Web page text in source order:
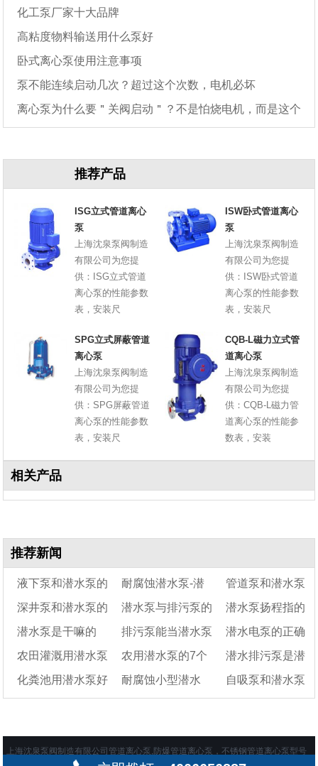
化工泵厂家十大品牌
高粘度物料输送用什么泵好
卧式离心泵使用注意事项
泵不能连续启动几次？超过这个次数，电机必坏
离心泵为什么要＂关阀启动＂？不是怕烧电机，而是这个
推荐产品
ISG立式管道离心
泵
上海沈泉泵阀制造
有限公司为您提
供：ISG立式管道
离心泵的性能参数
表，安装尺
ISW卧式管道离心
泵
上海沈泉泵阀制造
有限公司为您提
供：ISW卧式管道
离心泵的性能参数
表，安装尺
SPG立式屏蔽管道
离心泵
上海沈泉泵阀制造
有限公司为您提
供：SPG屏蔽管道
离心泵的性能参数
表，安装尺
CQB-L磁力立式管
道离心泵
上海沈泉泵阀制造
有限公司为您提
供：CQB-L磁力管
道离心泵的性能参
数表，安装
相关产品
推荐新闻
液下泵和潜水泵的
区别
耐腐蚀潜水泵-潜
水泵不锈钢
管道泵和潜水泵
的区别
深井泵和潜水泵的
区别
潜水泵与排污泵的
区别
潜水泵扬程指的
是什么
潜水泵是干嘛的 排污泵能当潜水泵
用吗
潜水电泵的正确
使用方法
农田灌溉用潜水泵
好还是自吸泵好
农用潜水泵的7个
维护及注意事项
潜水排污泵是潜
水泵还是污水泵
化粪池用潜水泵好 耐腐蚀小型潜水 自吸泵和潜水泵
上海沈泉泵阀制造有限公司管道离心泵,防爆管道离心泵，不锈钢管道离心泵型号